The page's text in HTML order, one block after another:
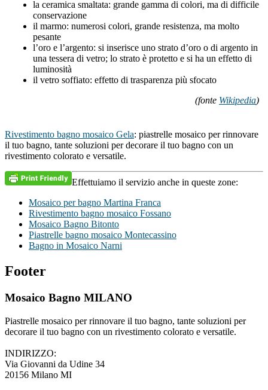
la ceramica smaltata: grande gamma di colori, ma di difficile
conservazione
il marmo: numerosi colori, grande resistenza, ma molto
pesante
l’oro e l’argento: si inserisce uno strato d’oro o di argento in
una tessera di vetro; lo strato è protetto e si ha un effetto di
luminosità
il vetro soffiato: effetto di trasparenza più sfocato
(fonte Wikipedia)
Rivestimento bagno mosaico Gela: piastrelle mosaico per rinnovare
il tuo bagno, tante soluzioni per decorare il tuo bagno con un
rivestimento colorato e versatile.
Effettuiamo il servizio anche in queste zone:
Mosaico per bagno Martina Franca
Rivestimento bagno mosaico Fossano
Mosaico Bagno Bitonto
Piastrelle bagno mosaico Montecassino
Bagno in Mosaico Narni
Footer
Mosaico Bagno MILANO
Piastrelle mosaico per rinnovare il tuo bagno, tante soluzioni per
decorare il tuo bagno con un rivestimento colorato e versatile.
INDIRIZZO:
Via Giovanni da Udine 34
20156 Milano MI